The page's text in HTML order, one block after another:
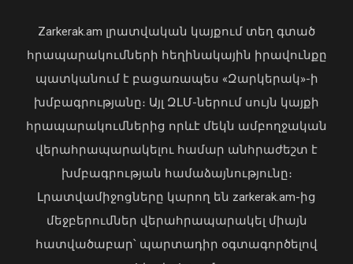
Ռաիսա Մկրտչյանի
ծախսերը փոխհատուցելու
նպատակով ԿԳՄՍՆ-ին կհատկացվի
1,697.0 հազար դրամ
04 Օգոստոս, 2026 19:12
Zarkerak.am լրատվական կայքում տեղ գտած
հրապարակումների հեղինակային իրավունքը
պատկանում է բացառապես «Զարկերակ»-ի
խմբագրությանը։ Այլ ԶԼՄ-ներում սույն կայքի
հրապարակումներից որևէ մեկն ամբողջական
վերահրապարակելու համար անհրաժեշտ է
խմբագրության համաձայնությունը։
Լրատվամիջոցները կարող են zarkerak.am-ից
մեջբերումներ վերահրապարակել միայն
հատվածաբար՝ պարտադիր օգտագործելով